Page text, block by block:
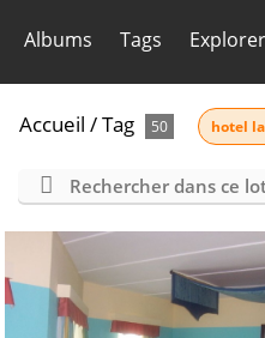
Albums Tags Explorer
Accueil /Tag 50 hotel
Rechercher dans ce